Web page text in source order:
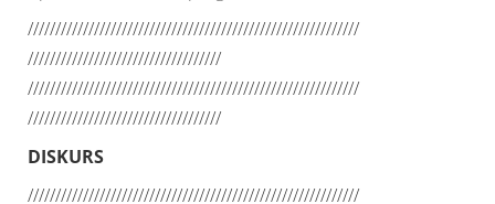
////////////////////////////////////////////////////////////
///////////////////////////////////
////////////////////////////////////////////////////////////
///////////////////////////////////
DISKURS
////////////////////////////////////////////////////////////